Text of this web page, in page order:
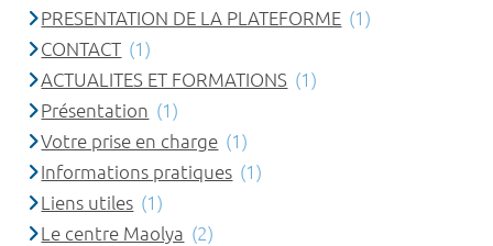
PRESENTATION DE LA PLATEFORME (1)
CONTACT (1)
ACTUALITES ET FORMATIONS (1)
Présentation (1)
Votre prise en charge (1)
Informations pratiques (1)
Liens utiles (1)
Le centre Maolya (2)